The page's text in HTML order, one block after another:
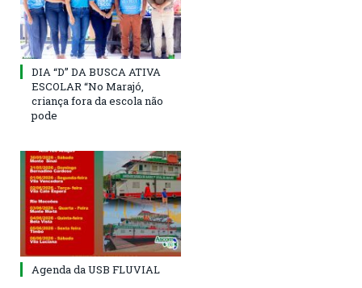
DIA “D” DA BUSCA ATIVA
ESCOLAR “No Marajó,
criança fora da escola não
pode
Agenda da USB FLUVIAL